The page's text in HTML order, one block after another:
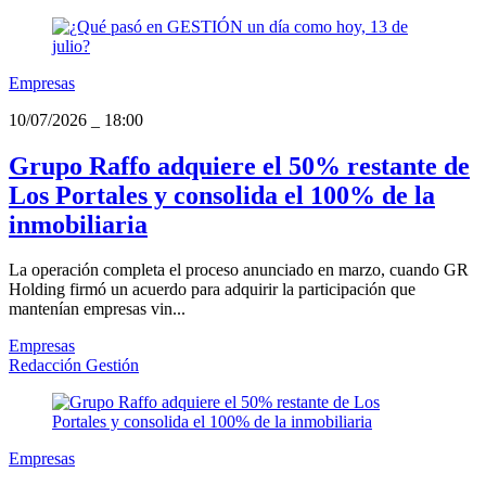
Empresas
10/07/2026
18:00
Grupo Raffo adquiere el 50% restante de
Los Portales y consolida el 100% de la
inmobiliaria
La operación completa el proceso anunciado en marzo, cuando GR
Holding firmó un acuerdo para adquirir la participación que
mantenían empresas vin...
Empresas
Redacción Gestión
Empresas